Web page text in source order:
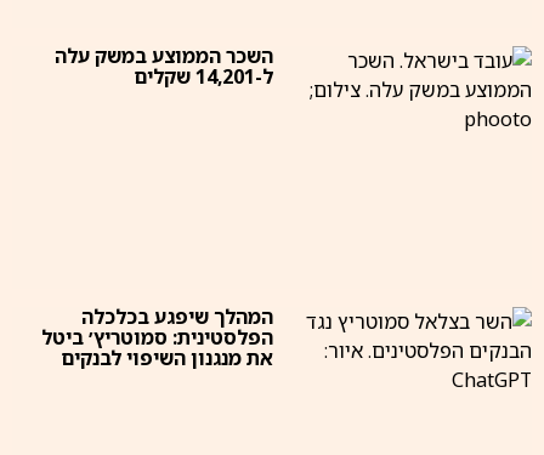
השכר הממוצע במשק עלה
ל-14,201 שקלים
המהלך שיפגע בכלכלה
הפלסטינית: סמוטריץ׳ ביטל
את מנגנון השיפוי לבנקים